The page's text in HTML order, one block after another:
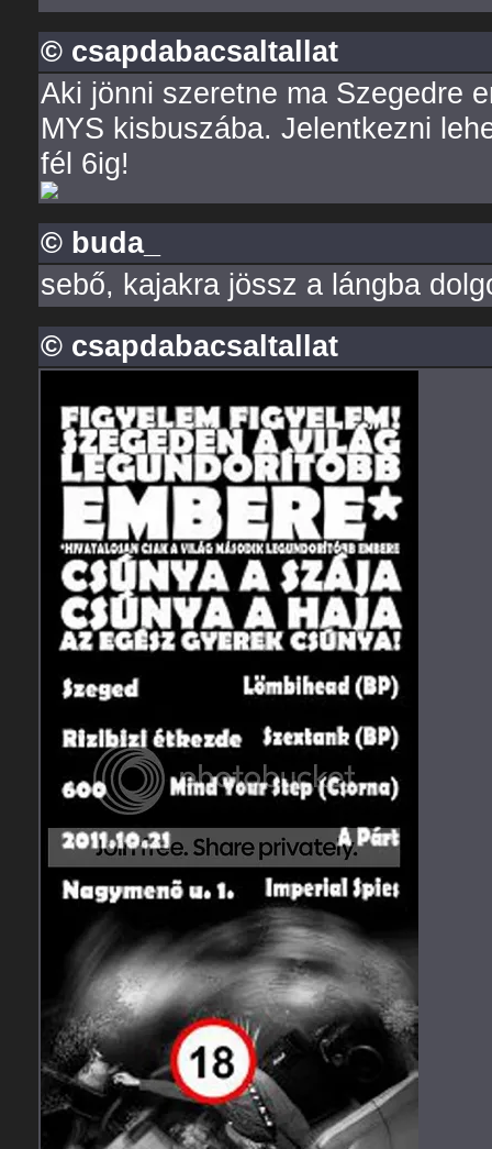
© csapdabacsaltallat
Aki jönni szeretne ma Szegedre
MYS kisbuszába. Jelentkezni
fél 6ig!
© buda_
sebő, kajakra jössz a lángba
© csapdabacsaltallat